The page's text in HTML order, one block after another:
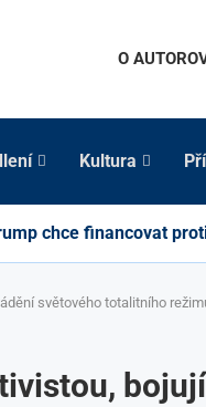
O
Kultura
chce financovat
světového totalitního